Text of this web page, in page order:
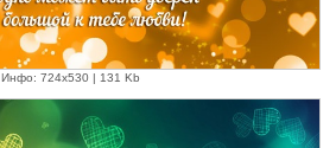
Инфо: 724х530 | 131 Kb